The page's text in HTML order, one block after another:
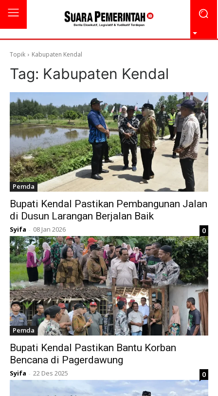
Topik Kabupaten Kendal
Tag: Kabupaten Kendal
Pemda
Bupati Kendal Pastikan Pembangunan Jalan
di Dusun Larangan Berjalan Baik
Syifa - 08 Jan 2026 0
Pemda
Bupati Kendal Pastikan Bantu Korban
Bencana di Pagerdawung
Syifa - 22 Des 2025 0